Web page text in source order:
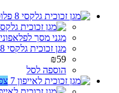
מגני מסך
מגן זכוכית גלקסי 8 פלוס
₪59
הוספה לסל